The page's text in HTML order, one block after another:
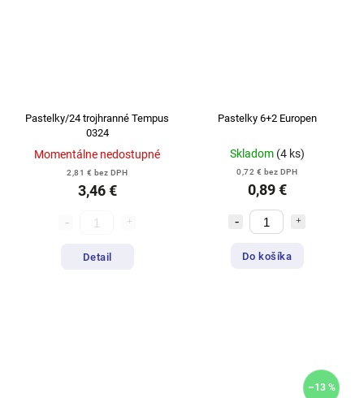
Pastelky/24 trojhranné Tempus
0324
Momentálne nedostupné
2,81 € bez DPH
3,46 €
Detail
Pastelky 6+2 Europen
Skladom (4 ks)
0,72 € bez DPH
0,89 €
Do košíka
–13 %